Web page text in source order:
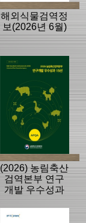
해외식물검역정
보(2026년 6월)
(2026) 농림축산
검역본부 연구
개발 우수성과